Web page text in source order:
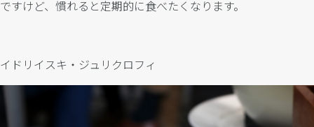
ですけど、慣れると定期的に食べたくなります。
イドリイスキ・ジュリクロフィ